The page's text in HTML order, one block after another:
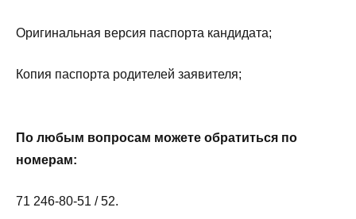
Оригинальная версия паспорта кандидата;
Копия паспорта родителей заявителя;
По любым вопросам можете обратиться по
номерам:
71 246-80-51 / 52.